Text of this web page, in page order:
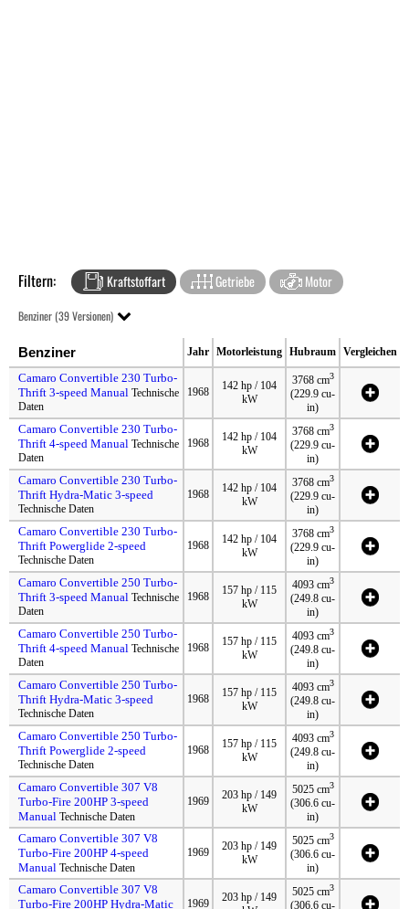
Filtern: Kraftstoffart Getriebe Motor
Benziner (39 Versionen)
Benziner Jahr Motorleistung Hubraum Vergleichen
Camaro Convertible 230 Turbo-
Thrift 3-speed Manual Technische
Daten
1968
142 hp / 104
kW
3768 cm3
(229.9 cu-
in)
Camaro Convertible 230 Turbo-
Thrift 4-speed Manual Technische
Daten
1968
142 hp / 104
kW
3768 cm3
(229.9 cu-
in)
Camaro Convertible 230 Turbo-
Thrift Hydra-Matic 3-speed
Technische Daten
1968
142 hp / 104
kW
3768 cm3
(229.9 cu-
in)
Camaro Convertible 230 Turbo-
Thrift Powerglide 2-speed
Technische Daten
1968
142 hp / 104
kW
3768 cm3
(229.9 cu-
in)
Camaro Convertible 250 Turbo-
Thrift 3-speed Manual Technische
Daten
1968
157 hp / 115
kW
4093 cm3
(249.8 cu-
in)
Camaro Convertible 250 Turbo-
Thrift 4-speed Manual Technische
Daten
1968
157 hp / 115
kW
4093 cm3
(249.8 cu-
in)
Camaro Convertible 250 Turbo-
Thrift Hydra-Matic 3-speed
Technische Daten
1968
157 hp / 115
kW
4093 cm3
(249.8 cu-
in)
Camaro Convertible 250 Turbo-
Thrift Powerglide 2-speed
Technische Daten
1968
157 hp / 115
kW
4093 cm3
(249.8 cu-
in)
Camaro Convertible 307 V8
Turbo-Fire 200HP 3-speed
Manual Technische Daten
1969
203 hp / 149
kW
5025 cm3
(306.6 cu-
in)
Camaro Convertible 307 V8
Turbo-Fire 200HP 4-speed
Manual Technische Daten
1969
203 hp / 149
kW
5025 cm3
(306.6 cu-
in)
Camaro Convertible 307 V8
Turbo-Fire 200HP Hydra-Matic
1969
203 hp / 149
5025 cm3
(306.6 cu-